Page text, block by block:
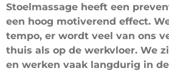
Stoelmassage heeft een
een hoog motiverend effect.
tempo, er wordt veel van ons
thuis als op de werkvloer. We
en werken vaak langdurig in